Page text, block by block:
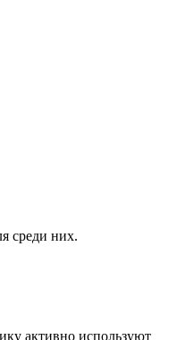
среди них.
активно используют